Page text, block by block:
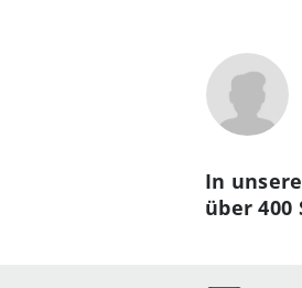
In
über 400